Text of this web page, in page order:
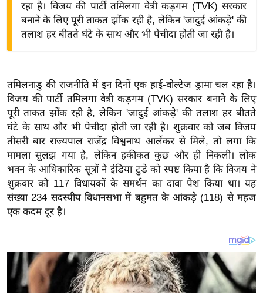
द्यो
त
वि
शे
ष
ज्ञ
रा
य
ब
ज
ट
ल
क्रि
के
रहा है। विजय की पार्टी तमिलगा वेत्री कड़गम (TVK) सरकार
बनाने के लिए पूरी ताकत झोंक रही है, लेकिन 'जादुई आंकड़े' की
तलाश हर बीतते घंटे के साथ और भी पेचीदा होती जा रही है।
तमिलनाडु की राजनीति में इन दिनों एक हाई-वोल्टेज ड्रामा चल रहा है।
विजय की पार्टी तमिलगा वेत्री कड़गम (TVK) सरकार बनाने के लिए
पूरी ताकत झोंक रही है, लेकिन 'जादुई आंकड़े' की तलाश हर बीतते
घंटे के साथ और भी पेचीदा होती जा रही है। शुक्रवार को जब विजय
तीसरी बार राज्यपाल राजेंद्र विश्वनाथ आर्लेकर से मिले, तो लगा कि
मामला सुलझ गया है, लेकिन हकीकत कुछ और ही निकली। लोक
भवन के आधिकारिक सूत्रों ने इंडिया टुडे को स्पष्ट किया है कि विजय ने
शुक्रवार को 117 विधायकों के समर्थन का दावा पेश किया था। यह
संख्या 234 सदस्यीय विधानसभा में बहुमत के आंकड़े (118) से महज
एक कदम दूर है।